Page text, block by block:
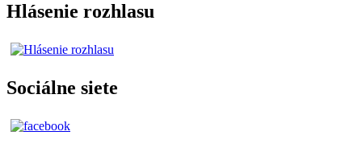
Hlásenie rozhlasu
Sociálne siete